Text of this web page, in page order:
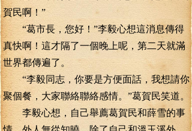
賀民啊！”
“葛市長，您好！”李毅心想這消息傳得
真快啊！這才隔了一個晚上呢，第二天就滿
世界都傳遍了。
“李毅同志，你要是方便面話，我想請你
聚個餐，大家聯絡聯絡感情。”葛賀民笑道。
李毅心想，自己舉薦葛賀民和薛雪的事